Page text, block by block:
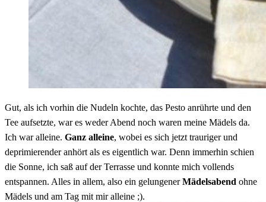
Gut, als ich vorhin die Nudeln kochte, das Pesto anrührte und den
Tee aufsetzte, war es weder Abend noch waren meine Mädels da.
Ich war alleine. Ganz alleine, wobei es sich jetzt trauriger und
deprimierender anhört als es eigentlich war. Denn immerhin schien
die Sonne, ich saß auf der Terrasse und konnte mich vollends
entspannen. Alles in allem, also ein gelungenerMädelsabend ohne
Mädels und am Tag mit mir alleine ;).